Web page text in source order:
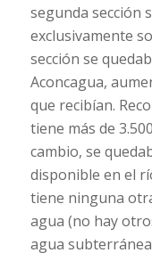
segunda sección
exclusivamente
sección se
Aconcagua,
que recibían.
tiene más de
cambio, se
disponible en el
tiene ninguna
agua (no hay
agua